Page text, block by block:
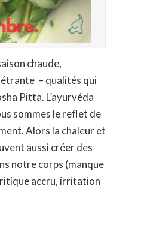
chaude,
– qualités qui
Pitta. L’ayurvéda
sommes le reflet de
Alors la chaleur et
aussi créer des
notre corps (manque
accru, irritation